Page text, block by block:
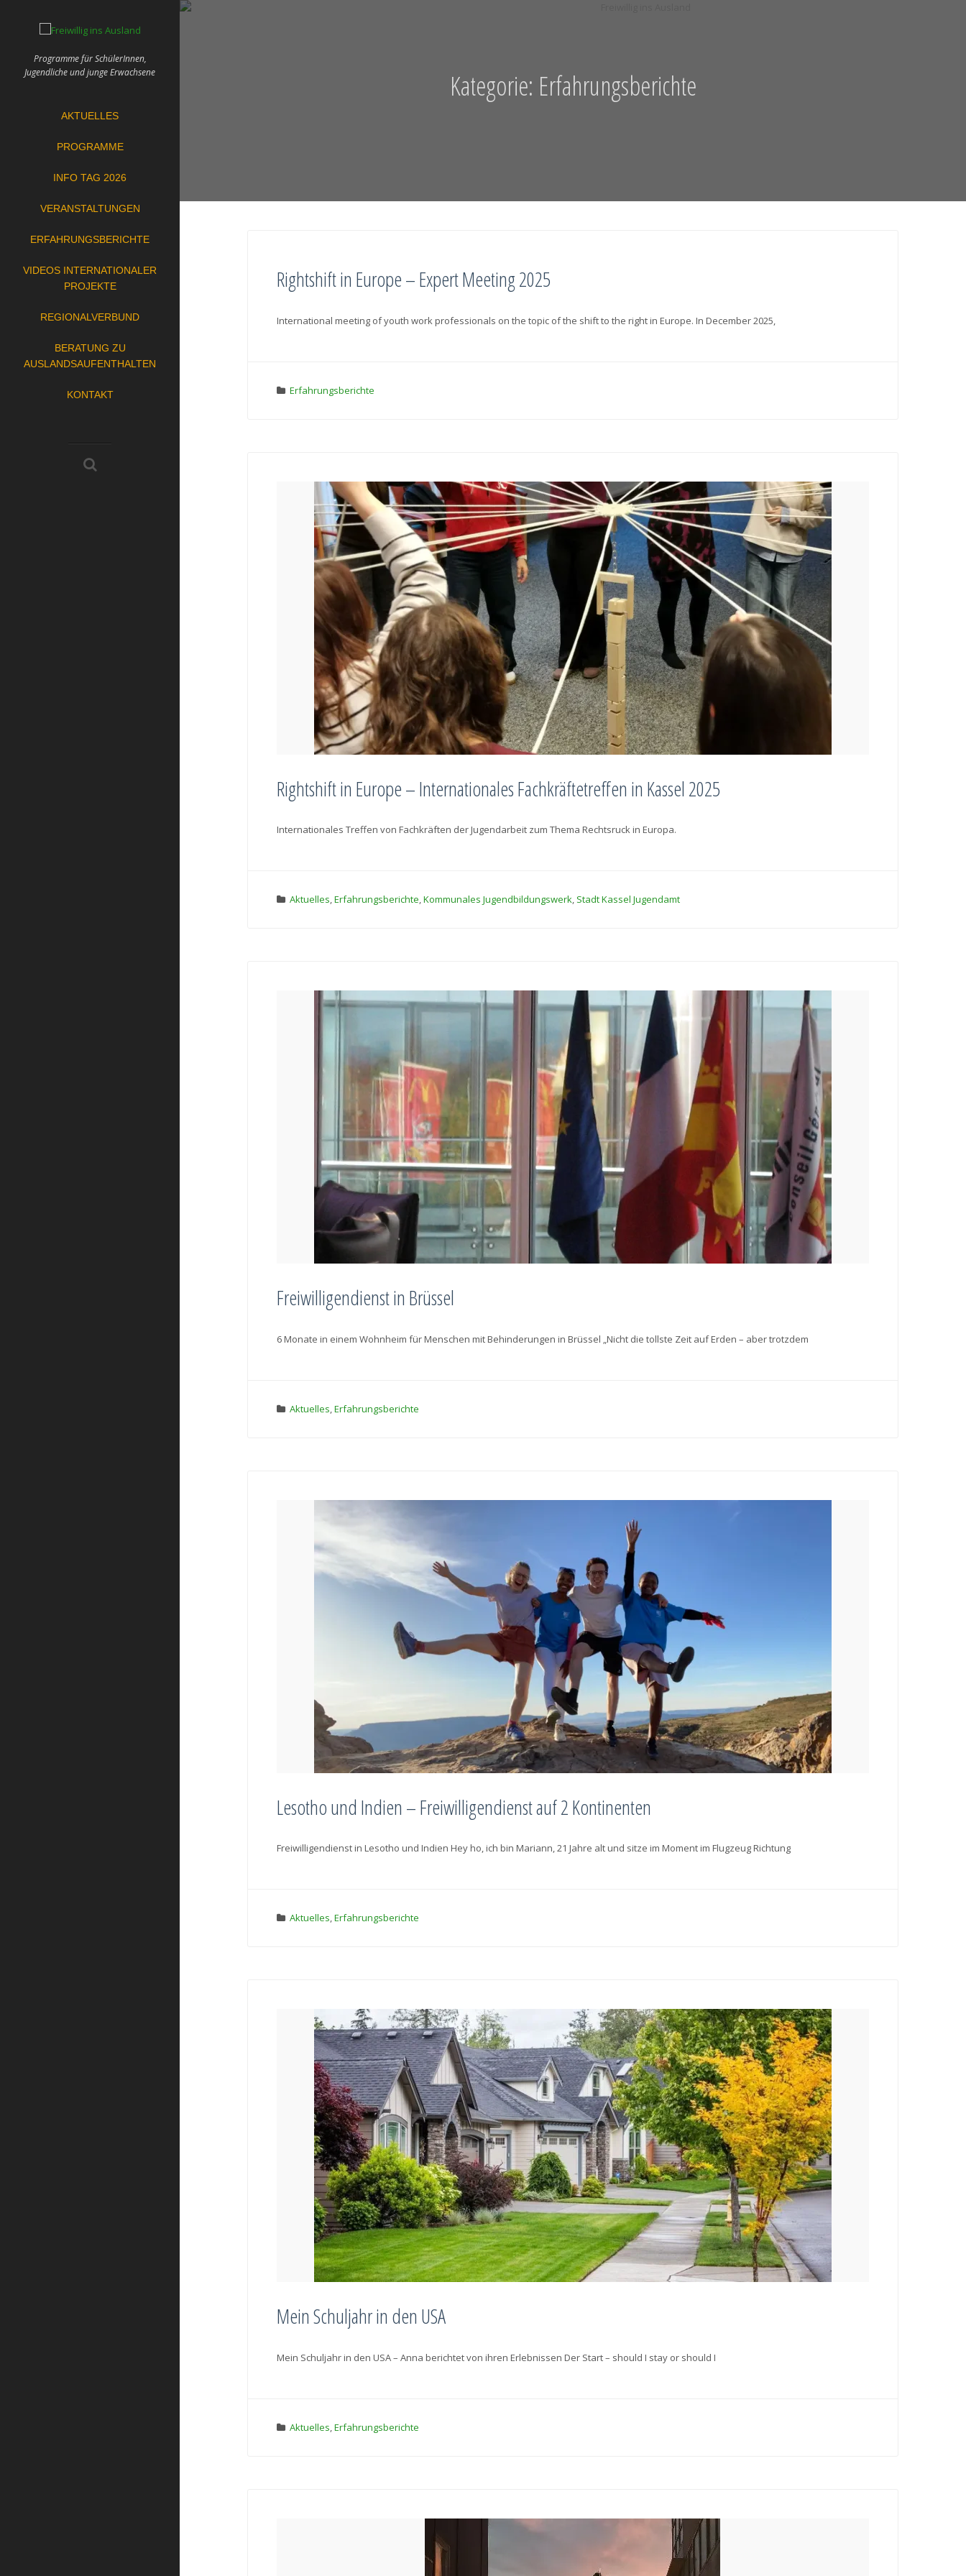
Programme für SchülerInnen,
Jugendliche und junge Erwachsene
AKTUELLES
PROGRAMME
INFO TAG 2026
VERANSTALTUNGEN
ERFAHRUNGSBERICHTE
VIDEOS INTERNATIONALER
PROJEKTE
REGIONALVERBUND
BERATUNG ZU
AUSLANDSAUFENTHALTEN
KONTAKT
Kategorie: Erfahrungsberichte
Rightshift in Europe – Expert Meeting 2025
International meeting of youth work professionals on the topic of the shift to the right in Europe. In December 2025,
Erfahrungsberichte
Rightshift in Europe – Internationales Fachkräftetreffen in Kassel 2025
Internationales Treffen von Fachkräften der Jugendarbeit zum Thema Rechtsruck in Europa.
Aktuelles,Erfahrungsberichte,Kommunales Jugendbildungswerk, Stadt Kassel Jugendamt
Freiwilligendienst in Brüssel
6 Monate in einem Wohnheim für Menschen mit Behinderungen in Brüssel „Nicht die tollste Zeit auf Erden – aber trotzdem
Aktuelles Erfahrungsberichte
Lesotho und Indien – Freiwilligendienst auf 2 Kontinenten
Freiwilligendienst in Lesotho und Indien Hey ho, ich bin Mariann, 21 Jahre alt und sitze im Moment im Flugzeug Richtung
Aktuelles,Erfahrungsberichte
Mein Schuljahr in den USA
Mein Schuljahr in den USA – Anna berichtet von ihren Erlebnissen Der Start – should I stay or should I
Aktuelles Erfahrungsberichte